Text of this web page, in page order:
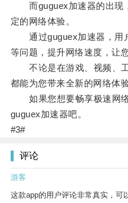
而guguex加速器的出现
定的网络体验。
通过guguex加速器，用
等问题，提升网络速度，让
不论是在游戏、视频、工
都能为您带来全新的网络体验
如果您想要畅享极速网络
guguex加速器吧。
#3#
评论
游客
这款app的用户评论非常真实，可